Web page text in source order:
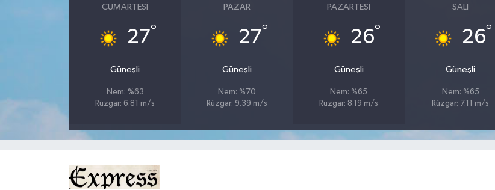
CUMARTESI
27°
Güneşli
Nem: %63
Rüzgar: 6.81 m/s
PAZAR
27°
Güneşli
Nem: %70
Rüzgar: 9.39 m/s
PAZARTESI
26°
Güneşli
Nem: %65
Rüzgar: 8.19 m/s
SALI
26°
Güneşli
Nem: %65
Rüzgar: 7.11 m/s
SPOR
TATLISU
TEKNOLOJİ